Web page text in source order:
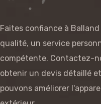
Faites confiance à
qualité, un service
compétente. Contactez-
obtenir un devis détaillé
pouvons améliorer